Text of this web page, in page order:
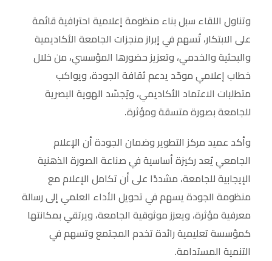
وتناول اللقاء سبل بناء منظومة إعلامية احترافية قائمة
على الابتكار، تُسهم في إبراز منجزات الجامعة الأكاديمية
والبحثية والخدمي، وتعزيز حضورها المؤسسي، من خلال
خطاب إعلامي موحّد يدعم ثقافة الجودة، ويواكب
متطلبات الاعتماد الأكاديمي، ويُجسّد الهوية البصرية
للجامعة بصورة متسقة ومؤثرة.
وأكد عميد مركز التطوير وضمان الجودة أن الإعلام
الجامعي يُعد ركيزة أساسية في صناعة الصورة الذهنية
الإيجابية للجامعة، مشددًا على أن تكامل الإعلام مع
منظومة الجودة يسهم في تحويل الأداء العلمي إلى رسالة
معرفية مؤثرة، ويعزز موثوقية الجامعة، ويرتقي بمكانتها
كمؤسسة تعليمية رائدة تخدم المجتمع وتسهم في
التنمية المستدامة.